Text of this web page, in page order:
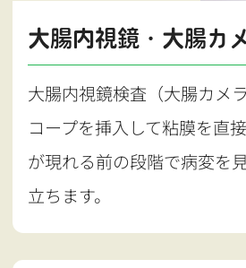
大腸内視鏡・大腸カ
大腸内視鏡検査（大腸カメ
コープを挿入して粘膜を直
が現れる前の段階で病変を
立ちます。